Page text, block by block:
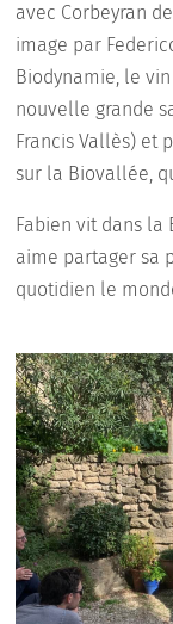
avec Corbeyran
image par
Biodynamie, le
nouvelle grande
Francis Vallès) et
sur la Biovallée,
Fabien vit dans
aime partager sa
quotidien le